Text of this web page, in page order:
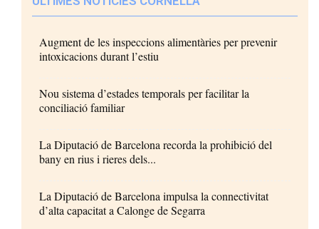
Augment de les inspeccions alimentàries per prevenir
intoxicacions durant l’estiu
Nou sistema d’estades temporals per facilitar la
conciliació familiar
La Diputació de Barcelona recorda la prohibició del
bany en rius i rieres dels...
La Diputació de Barcelona impulsa la connectivitat
d’alta capacitat a Calonge de Segarra